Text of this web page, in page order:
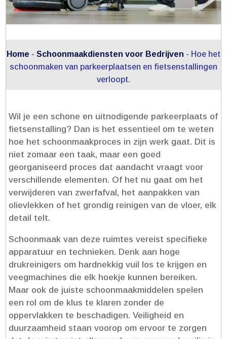
Home - Schoonmaakdiensten voor Bedrijven - Hoe het
schoonmaken van parkeerplaatsen en fietsenstallingen
verloopt.​
Wil je een schone en uitnodigende parkeerplaats of
fietsenstalling? Dan is het essentieel om te weten
hoe het schoonmaakproces in zijn werk gaat.​ Dit is
niet zomaar een taak, maar een goed
georganiseerd proces dat aandacht vraagt voor
verschillende elementen.​ Of het nu gaat om het
verwijderen van zwerfafval, het aanpakken van
olievlekken of het grondig reinigen van de vloer, elk
detail telt.​
Schoonmaak van deze ruimtes vereist specifieke
apparatuur en technieken.​ Denk aan hoge
drukreinigers om hardnekkig vuil los te krijgen en
veegmachines die elk hoekje kunnen bereiken.​
Maar ook de juiste schoonmaakmiddelen spelen
een rol om de klus te klaren zonder de
oppervlakken te beschadigen.​ Veiligheid en
duurzaamheid staan voorop om ervoor te zorgen